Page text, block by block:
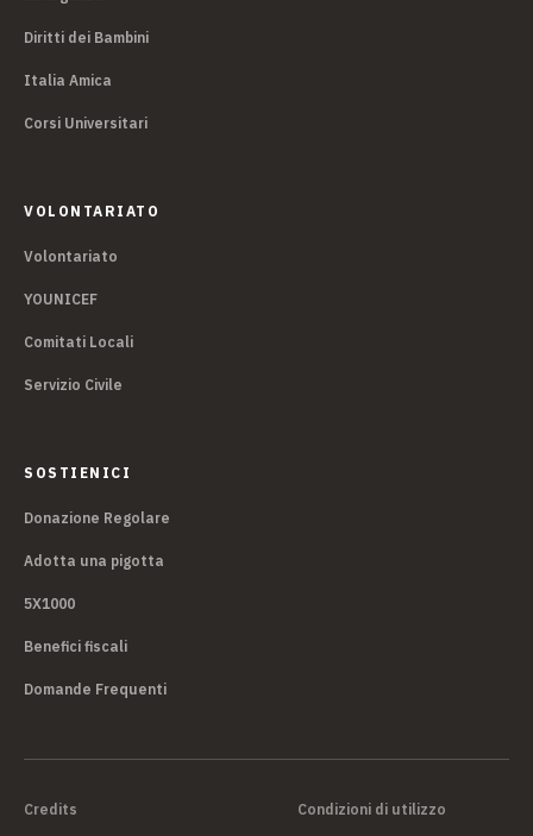
Diritti dei Bambini
Italia Amica
Corsi Universitari
VOLONTARIATO
Volontariato
YOUNICEF
Comitati Locali
Servizio Civile
SOSTIENICI
Donazione Regolare
Adotta una pigotta
5X1000
Benefici fiscali
Domande Frequenti
Credits Condizioni di utilizzo